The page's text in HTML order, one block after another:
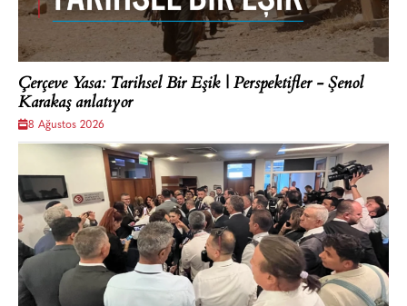
Çerçeve Yasa: Tarihsel Bir Eşik | Perspektifler - Şenol
Karakaş anlatıyor
8 Ağustos 2026